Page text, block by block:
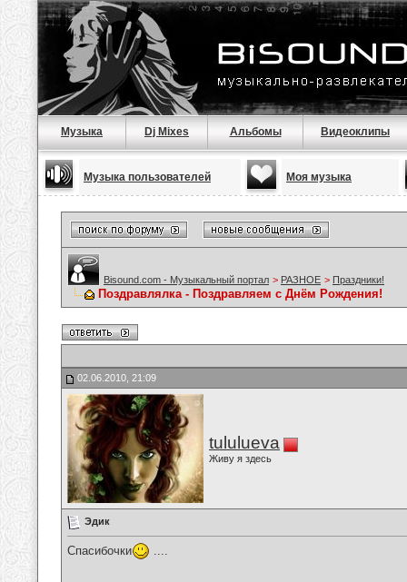
Музыка Dj Mixes Альбомы Видеоклипы
Музыка пользователей Моя музыка
Bisound.com - Музыкальный портал > РАЗНОЕ > Праздники!
Поздравлялка - Поздравляем с Днём Рождения!
02.06.2010, 21:09
tululueva
Живу я здесь
Эдик
Спасибочки